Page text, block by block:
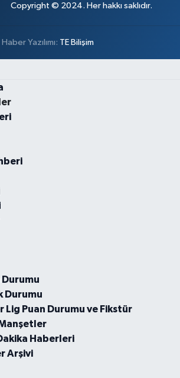
Copyright © 2024. Her hakkı saklıdır.
Haber Yazılımı: TE Bilişim
Durumu
Durumu
Lig Puan Durumu ve Fikstür
Haberleri
Arşivi